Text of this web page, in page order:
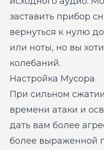
заставить прибор
вернуться к нулю
или ноты, но вы
колебаний.
Настройка Мусора
При сильном
времени атаки и
дать вам более
более выраженной